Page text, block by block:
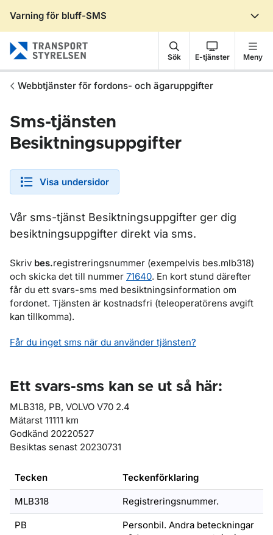
Varning för bluff-SMS
Sök E-tjänster Meny
Webbtjänster för fordons- och ägaruppgifter
Sms-tjänsten
Besiktningsuppgifter
Visa undersidor
Vår sms-tjänst Besiktningsuppgifter ger dig
besiktningsuppgifter direkt via sms.
Skriv bes.registreringsnummer (exempelvis bes.mlb318)
och skicka det till nummer 71640. En kort stund därefter
får du ett svars-sms med besiktningsinformation om
fordonet. Tjänsten är kostnadsfri (teleoperatörens avgift
kan tillkomma).
Får du inget sms när du använder tjänsten?
Ett svars-sms kan se ut så här:
MLB318, PB, VOLVO V70 2.4
Mätarst 11111 km
Godkänd 20220527
Besiktas senast 20230731
Tecken Teckenförklaring
MLB318 Registreringsnummer.
PB
Personbil. Andra beteckningar